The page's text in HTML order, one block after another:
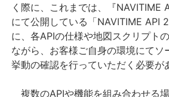
く際に、これまでは、『NAVITIME
にて公開している「NAVITIME API
に、各APIの仕様や地図スクリプト
ながら、お客様ご自身の環境にてソ
挙動の確認を行っていただく必要が
複数のAPIや機能を組み合わせる